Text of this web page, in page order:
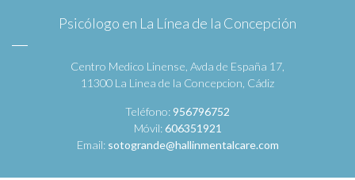
Psicólogo en La Línea de la Concepción
Centro Medico Linense, Avda de España 17,
11300 La Linea de la Concepcion, Cádiz
Teléfono:956796752
Móvil:606351921
Email: sotogrande@hallinmentalcare.com